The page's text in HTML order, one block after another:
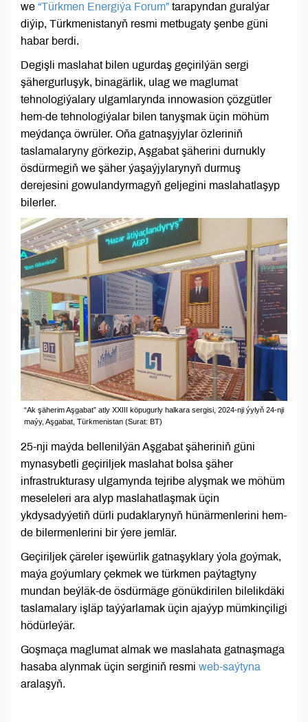
we “Türkmen Energiýa Forum” tarapyndan guralýar
diýip, Türkmenistanyň resmi metbugaty şenbe güni
habar berdi.
Degişli maslahat bilen ugurdaş geçirilýän sergi
şähergurluşyk, binagärlik, ulag we maglumat
tehnologiýalary ulgamlarynda innowasion çözgütler
hem-de tehnologiýalar bilen tanyşmak üçin möhüm
meýdança öwrüler. Oňa gatnaşyjylar özleriniň
taslamalaryny görkezip, Aşgabat şäherini durnukly
ösdürmegiň we şäher ýaşaýjylarynyň durmuş
derejesini gowulandyrmagyň geljegini maslahatlaşyp
bilerler.
“Ak şäherim Aşgabat” atly XXIII köpugurly halkara sergisi, 2024-nji ýylyň 24-nji
maýy, Aşgabat, Türkmenistan (Surat: BT)
25-nji maýda bellenilýän Aşgabat şäheriniň güni
mynasybetli geçiriljek maslahat bolsa şäher
infrastrukturasy ulgamynda tejribe alyşmak we möhüm
meseleleri ara alyp maslahatlaşmak üçin
ykdysadyýetiň dürli pudaklarynyň hünärmenlerini hem-
de bilermenlerini bir ýere jemlär.
Geçiriljek çäreler işewürlik gatnaşyklary ýola goýmak,
maýa goýumlary çekmek we türkmen paýtagtyny
mundan beýläk-de ösdürmäge gönükdirilen bilelikdäki
taslamalary işläp taýýarlamak üçin ajaýyp mümkinçiligi
hödürleýär.
Goşmaça maglumat almak we maslahata gatnaşmaga
hasaba alynmak üçin serginiň resmi web-saýtyna
aralaşyň.